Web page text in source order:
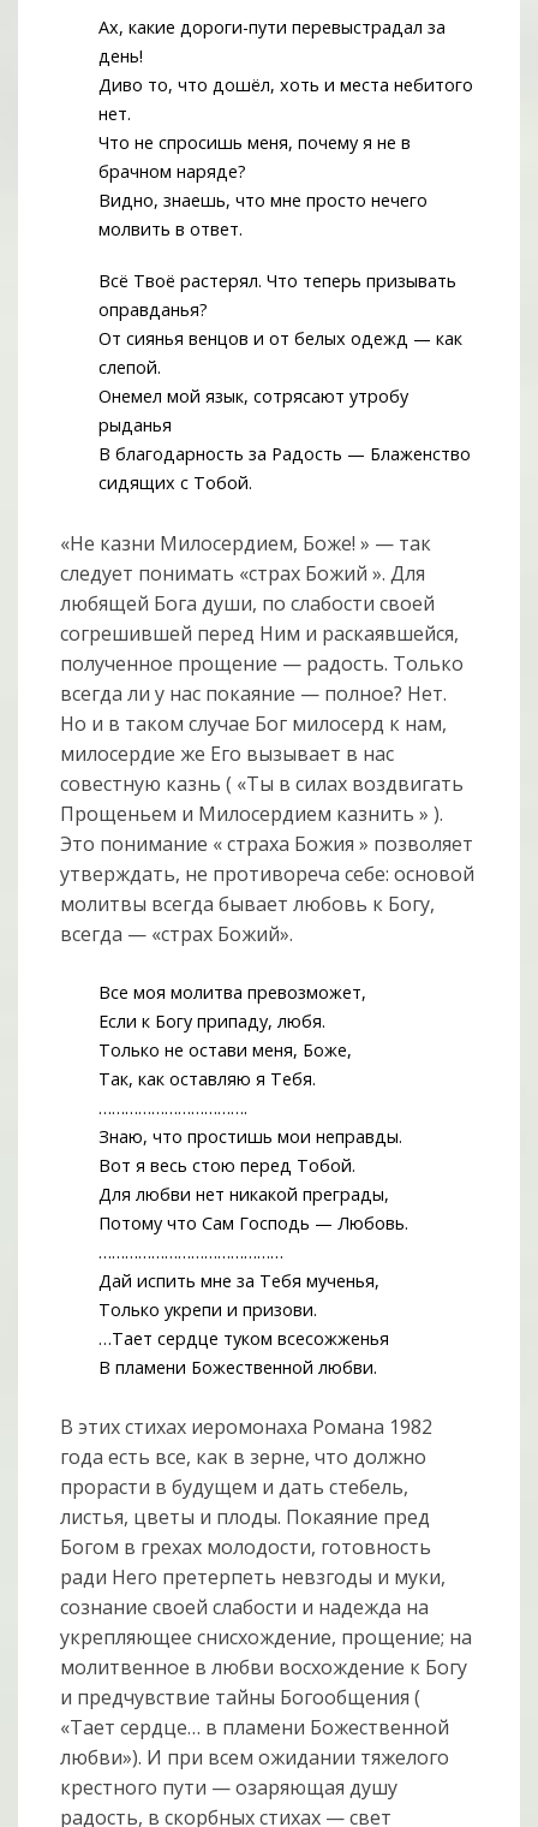
Ах, какие дороги-пути перевыстрадал за
день!
Диво то, что дошёл, хоть и места небитого
нет.
Что не спросишь меня, почему я не в
брачном наряде?
Видно, знаешь, что мне просто нечего
молвить в ответ.
Всё Твоё растерял. Что теперь призывать
оправданья?
От сиянья венцов и от белых одежд — как
слепой.
Онемел мой язык, сотрясают утробу
рыданья
В благодарность за Радость — Блаженство
сидящих с Тобой.
«Не казни Милосердием, Боже! » — так
следует понимать «страх Божий ». Для
любящей Бога души, по слабости своей
согрешившей перед Ним и раскаявшейся,
полученное прощение — радость. Только
всегда ли у нас покаяние — полное? Нет.
Но и в таком случае Бог милосерд к нам,
милосердие же Его вызывает в нас
совестную казнь ( «Ты в силах воздвигать
Прощеньем и Милосердием казнить » ).
Это понимание « страха Божия » позволяет
утверждать, не противореча себе: основой
молитвы всегда бывает любовь к Богу,
всегда — «страх Божий».
Все моя молитва превозможет,
Если к Богу припаду, любя.
Только не остави меня, Боже,
Так, как оставляю я Тебя.
…………………………….
Знаю, что простишь мои неправды.
Вот я весь стою перед Тобой.
Для любви нет никакой преграды,
Потому что Сам Господь — Любовь.
……………………………………
Дай испить мне за Тебя мученья,
Только укрепи и призови.
…Тает сердце туком всесожженья
В пламени Божественной любви.
В этих стихах иеромонаха Романа 1982
года есть все, как в зерне, что должно
прорасти в будущем и дать стебель,
листья, цветы и плоды. Покаяние пред
Богом в грехах молодости, готовность
ради Него претерпеть невзгоды и муки,
сознание своей слабости и надежда на
укрепляющее снисхождение, прощение; на
молитвенное в любви восхождение к Богу
и предчувствие тайны Богообщения (
«Тает сердце… в пламени Божественной
любви»). И при всем ожидании тяжелого
крестного пути — озаряющая душу
радость, в скорбных стихах — свет